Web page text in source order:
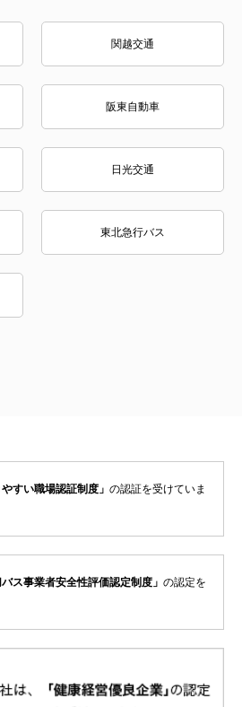
関越交通
阪東自動車
日光交通
東北急行バス
やすい職場認証制度」 の認証を受けていま
バス事業者安全性評価認定制度」 の認定を